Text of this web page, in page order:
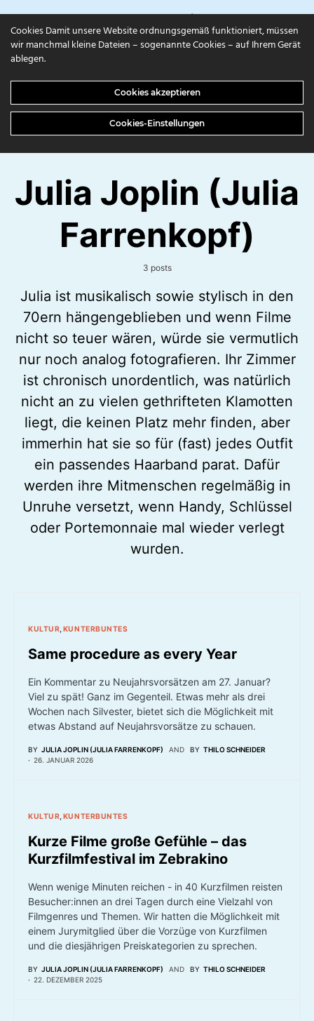
campuls.online
Julia Joplin (Julia
Farrenkopf)
3 posts
Julia ist musikalisch sowie stylisch in den
70ern hängengeblieben und wenn Filme
nicht so teuer wären, würde sie vermutlich
nur noch analog fotografieren. Ihr Zimmer
ist chronisch unordentlich, was natürlich
nicht an zu vielen gethrifteten Klamotten
liegt, die keinen Platz mehr finden, aber
immerhin hat sie so für (fast) jedes Outfit
ein passendes Haarband parat. Dafür
werden ihre Mitmenschen regelmäßig in
Unruhe versetzt, wenn Handy, Schlüssel
oder Portemonnaie mal wieder verlegt
wurden.
KULTUR KUNTERBUNTES
Same procedure as every Year
Ein Kommentar zu Neujahrsvorsätzen am 27. Januar?
Viel zu spät! Ganz im Gegenteil. Etwas mehr als drei
Wochen nach Silvester, bietet sich die Möglichkeit mit
etwas Abstand auf Neujahrsvorsätze zu schauen.
BY JULIA JOPLIN (JULIA FARRENKOPF) AND BY THILO SCHNEIDER
26. JANUAR 2026
KULTUR KUNTERBUNTES
Kurze Filme große Gefühle – das
Kurzfilmfestival im Zebrakino
Wenn wenige Minuten reichen - in 40 Kurzfilmen reisten
Besucher:innen an drei Tagen durch eine Vielzahl von
Filmgenres und Themen. Wir hatten die Möglichkeit mit
einem Jurymitglied über die Vorzüge von Kurzfilmen
und die diesjährigen Preiskategorien zu sprechen.
BY JULIA JOPLIN (JULIA FARRENKOPF) AND BY THILO SCHNEIDER
22. DEZEMBER 2025
Cookies Damit unsere Website ordnungsgemäß funktioniert, müssen
wir manchmal kleine Dateien – sogenannte Cookies – auf Ihrem Gerät
ablegen.
Cookies akzeptieren
Cookies-Einstellungen